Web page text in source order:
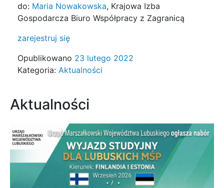
do: Maria Nowakowska, Krajowa Izba
Gospodarcza Biuro Współpracy z Zagranicą
zarejestruj się
Opublikowano 23 lutego 2022
Kategoria: Aktualności
Aktualności